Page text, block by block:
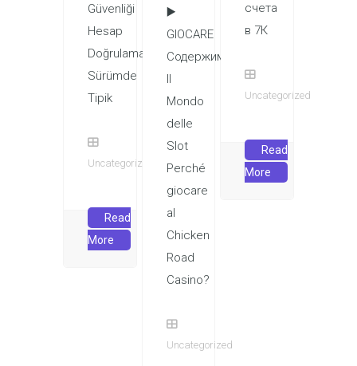
Güvenliği
Hesap
Doğrulama
Sürümde
Tipik
Uncategorized
Read
More
▶️
GIOCARE
Содержимое
Il
Mondo
delle
Slot
Perché
giocare
al
Chicken
Road
Casino?
Uncategorized
счета
в 7К
Uncategorized
Read
More